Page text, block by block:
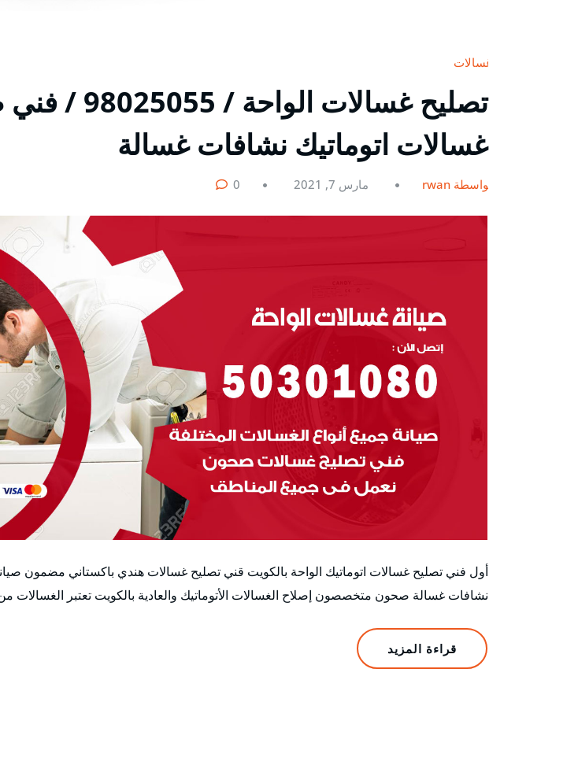
غسالات
تصليح غسالات الواحة
غسالات اتوماتيك نشافات غسالة
بواسطة rwan مارس 7, 2021 0
أول فني تصليح غسالات اتوماتيك الواحة بالكويت قني تصليح غسالات هندي باكستاني مضمون
نشافات غسالة صحون متخصصون إصلاح الغسالات الأتوماتيك والعادية بالكويت تعتبر الغسالات
قراءة المزيد